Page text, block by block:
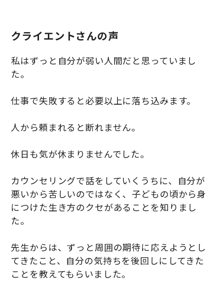
クライエントさんの声
私はずっと自分が弱い人間だと思っていまし
た。
仕事で失敗すると必要以上に落ち込みます。
人から頼まれると断れません。
休日も気が休まりませんでした。
カウンセリングで話をしていくうちに、自分が
悪いから苦しいのではなく、子どもの頃から身
につけた生き方のクセがあることを知りまし
た。
先生からは、ずっと周囲の期待に応えようとし
てきたこと、自分の気持ちを後回しにしてきた
ことを教えてもらいました。